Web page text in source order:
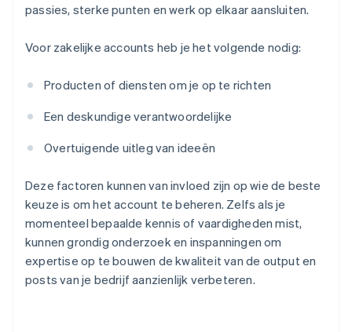
passies, sterke punten en werk op elkaar aansluiten.
Voor zakelijke accounts heb je het volgende nodig:
Producten of diensten om je op te richten
Een deskundige verantwoordelijke
Overtuigende uitleg van ideeën
Deze factoren kunnen van invloed zijn op wie de beste
keuze is om het account te beheren. Zelfs als je
momenteel bepaalde kennis of vaardigheden mist,
kunnen grondig onderzoek en inspanningen om
expertise op te bouwen de kwaliteit van de output en
posts van je bedrijf aanzienlijk verbeteren.